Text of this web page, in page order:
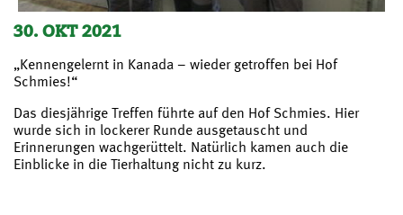
30. OKT 2021
„Kennengelernt in Kanada – wieder getroffen bei Hof
Schmies!“
Das diesjährige Treffen führte auf den Hof Schmies. Hier
wurde sich in lockerer Runde ausgetauscht und
Erinnerungen wachgerüttelt. Natürlich kamen auch die
Einblicke in die Tierhaltung nicht zu kurz.